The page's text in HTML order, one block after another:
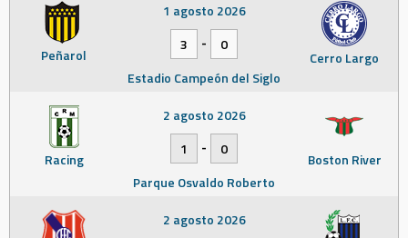
Peñarol Cerro Largo
1 agosto 2026
3
-
0
Estadio Campeón del Siglo
Racing Boston River
2 agosto 2026
1
-
0
Parque Osvaldo Roberto
2 agosto 2026